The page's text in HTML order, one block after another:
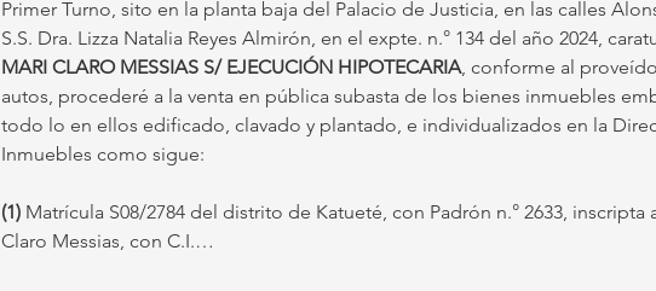
Primer Turno, sito en la planta baja del Palacio de Justicia, en las calles
S.S. Dra. Lizza Natalia Reyes Almirón, en el expte. n.° 134 del año 2024,
MARI CLARO MESSIAS S/ EJECUCIÓN HIPOTECARIA, conforme al
autos, procederé a la venta en pública subasta de los bienes inmuebles
todo lo en ellos edificado, clavado y plantado, e individualizados en la
Inmuebles como sigue:
(1) Matrícula S08/2784 del distrito de Katueté, con Padrón n.° 2633,
Claro Messias, con C.I.…